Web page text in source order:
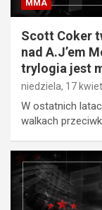
MMA
Scott Coker
nad A.J’em
trylogia jest
niedziela, 17
W ostatnich
walkach